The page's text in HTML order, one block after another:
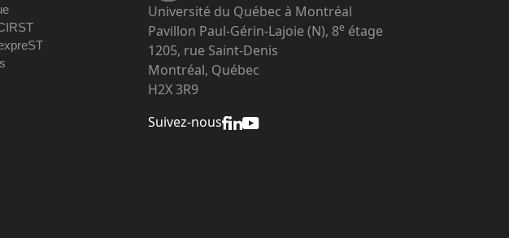
Université du Québec à Montréal
Pavillon Paul-Gérin-Lajoie (N), 8e étage
1205, rue Saint-Denis
Montréal, Québec
H2X 3R9
Suivez-nous